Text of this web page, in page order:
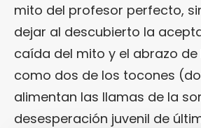
mito del profesor perfecto,
dejar al descubierto la
caída del mito y el abrazo
como dos de los tocones
alimentan las llamas de la
desesperación juvenil de